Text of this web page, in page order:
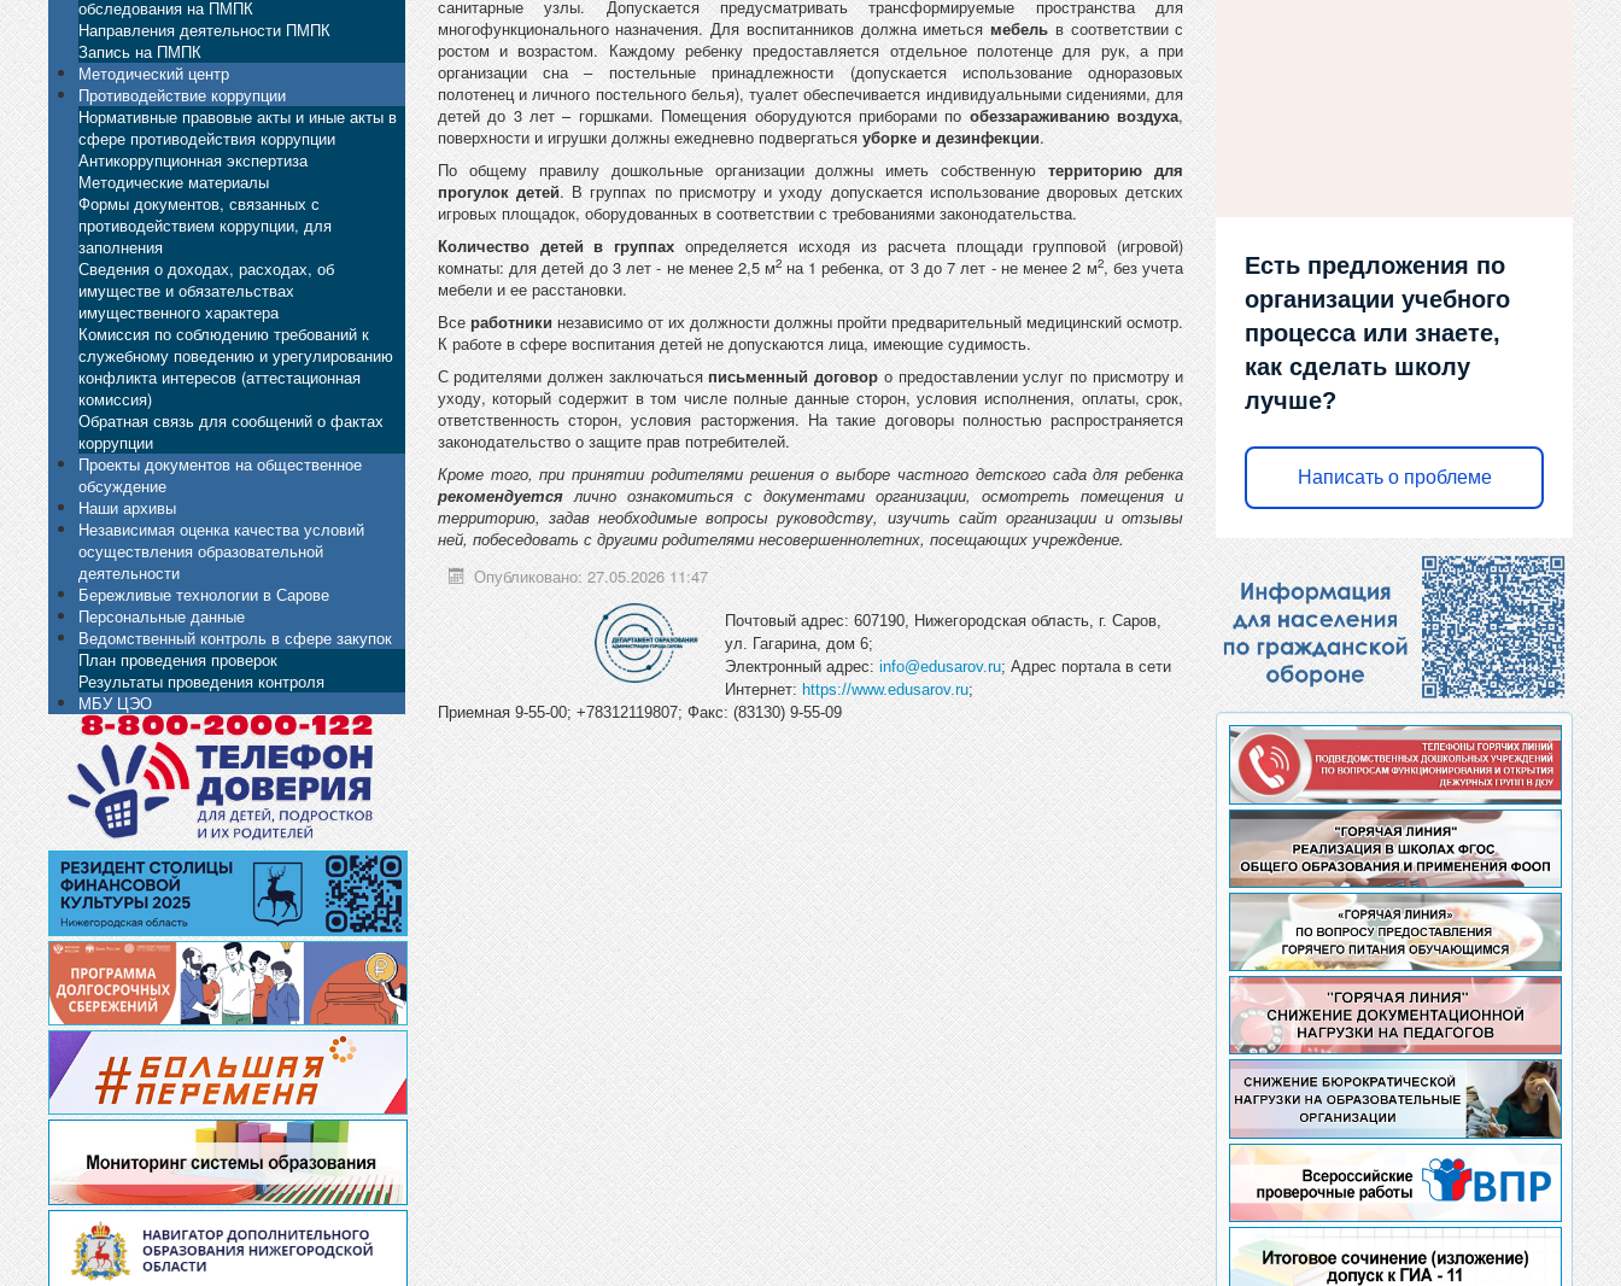
обследования на ПМПК
Направления деятельности ПМПК
Запись на ПМПК
Методический центр
Противодействие коррупции
Нормативные правовые акты и иные акты в
сфере противодействия коррупции
Антикоррупционная экспертиза
Методические материалы
Формы документов, связанных с
противодействием коррупции, для
заполнения
Сведения о доходах, расходах, об
имуществе и обязательствах
имущественного характера
Комиссия по соблюдению требований к
служебному поведению и урегулированию
конфликта интересов (аттестационная
комиссия)
Обратная связь для сообщений о фактах
коррупции
Проекты документов на общественное
обсуждение
Наши архивы
Независимая оценка качества условий
осуществления образовательной
деятельности
Бережливые технологии в Сарове
Персональные данные
Ведомственный контроль в сфере закупок
План проведения проверок
Результаты проведения контроля
МБУ ЦЭО
санитарные узлы. Допускается предусматривать трансформируемые пространства для
многофункционального назначения. Для воспитанников должна иметьсямебельв соответствии с
ростом и возрастом. Каждому ребенку предоставляется отдельное полотенце для рук, а при
организации сна – постельные принадлежности (допускается использование одноразовых
полотенец и личного постельного белья), туалет обеспечивается индивидуальными сидениями, для
детей до 3 лет – горшками. Помещения оборудуются приборами пообеззараживанию воздуха,
поверхности и игрушки должны ежедневно подвергатьсяуборке и дезинфекции.
По общему правилу дошкольные организации должны иметь собственнуютерриторию для
прогулок детей. В группах по присмотру и уходу допускается использование дворовых детских
игровых площадок, оборудованных в соответствии с требованиями законодательства.
Количество детей в группахопределяется исходя из расчета площади групповой (игровой)
комнаты: для детей до 3 лет - не менее 2,5 м2на 1 ребенка, от 3 до 7 лет - не менее 2 м2, без учета
мебели и ее расстановки.
Всеработникинезависимо от их должности должны пройти предварительный медицинский осмотр.
К работе в сфере воспитания детей не допускаются лица, имеющие судимость.
С родителями должен заключатьсяписьменный договоро предоставлении услуг по присмотру и
уходу, который содержит в том числе полные данные сторон, условия исполнения, оплаты, срок,
ответственность сторон, условия расторжения. На такие договоры полностью распространяется
законодательство о защите прав потребителей.
Кроме того, при принятии родителями решения о выборе частного детского сада для ребенка
рекомендуетсялично ознакомиться с документами организации, осмотреть помещения и
территорию, задав необходимые вопросы руководству, изучить сайт организации и отзывы
ней, побеседовать с другими родителями несовершеннолетних, посещающих учреждение.
Опубликовано: 27.05.2026 11:47
Почтовый адрес: 607190, Нижегородская область, г. Саров,
ул. Гагарина, дом 6;
Электронный адрес:info@edusarov.ru; Адрес портала в сети
Интернет:https://www.edusarov.ru;
Приемная 9-55-00; +78312119807; Факс: (83130) 9-55-09
Есть предложения по
организации учебного
процесса или знаете,
как сделать школу
лучше?
Написать о проблеме